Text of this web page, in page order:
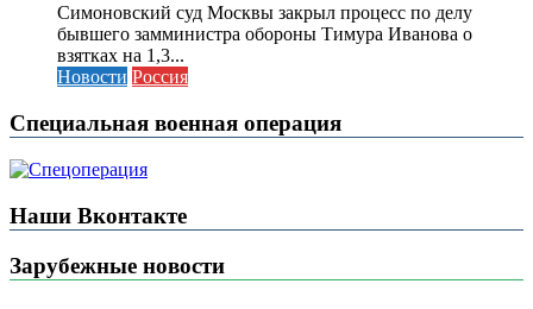
Симоновский суд Москвы закрыл процесс по делу
бывшего замминистра обороны Тимура Иванова о
взятках на 1,3...
Новости Россия
Специальная военная операция
Наши Вконтакте
Зарубежные новости